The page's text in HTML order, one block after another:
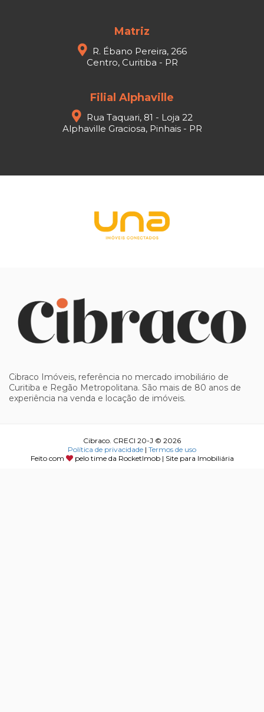
Matriz
R. Ébano Pereira, 266
Centro, Curitiba - PR
Filial Alphaville
Rua Taquari, 81 - Loja 22
Alphaville Graciosa, Pinhais - PR
Cibraco Imóveis, referência no mercado imobiliário de
Curitiba e Regão Metropolitana. São mais de 80 anos de
experiência na venda e locação de imóveis.
Cibraco. CRECI 20-J © 2026
Política de privacidade | Termos de uso
Feito com
pelo time da RocketImob | Site para Imobiliária